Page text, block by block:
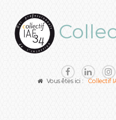
Vous êtes ici :Collectif